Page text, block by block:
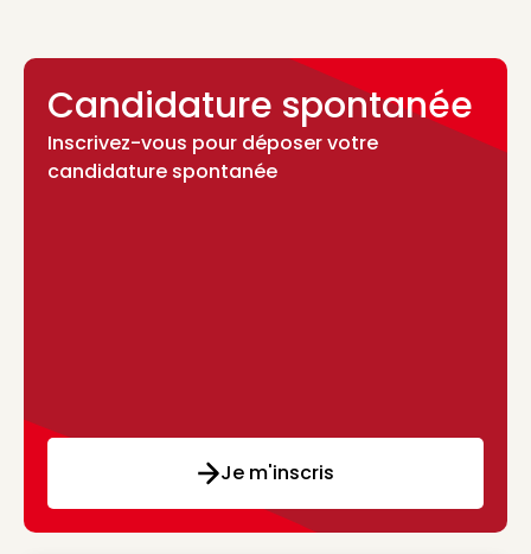
Candidature spontanée
Inscrivez-vous pour déposer votre
candidature spontanée
Je m'inscris